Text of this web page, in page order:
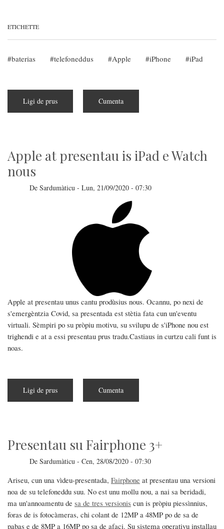
ETICHETTE
baterias telefoneddus Apple iPhone iPad
Ligi de prus
de
Apple
Cumenta
Apple at presentau is iPad e Watch
nous
De Sardumàticu - Lun, 21/09/2020 - 07:30
Apple at presentau unus cantu prodùsius nous. Ocannu, po nexi de
s'emergèntzia Covid, sa presentada est stètia fata cun un'eventu
virtuali. Sèmpiri po su pròpiu motivu, su svilupu de s'iPhone nou est
trighendi e at a essi presentau prus tradu.Castiaus in curtzu cali funt is
noas.
Ligi de prus
de
e
Watch
nous
Cumenta
Presentau su Fairphone 3+
De Sardumàticu - Cen, 28/08/2020 - 07:30
Ariseu, cun una vìdeu-presentada, Fairphone at presentau una versioni
noa de su telefoneddu suu. No est unu mollu nou, a nai sa beridadi,
ma un'annoamentu de sa de tres versionis cun is pròpiu piessìnnius,
foras de is fotocàmeras, chi colant de 12MP a 48MP po de sa de
pabas e de 8MP a 16MP po sa de afaci. Su sistema operativu installau